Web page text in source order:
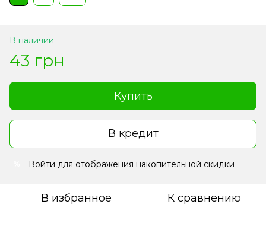
В наличии
43 грн
Купить
В кредит
Войти для отображения накопительной скидки
В избранное К сравнению